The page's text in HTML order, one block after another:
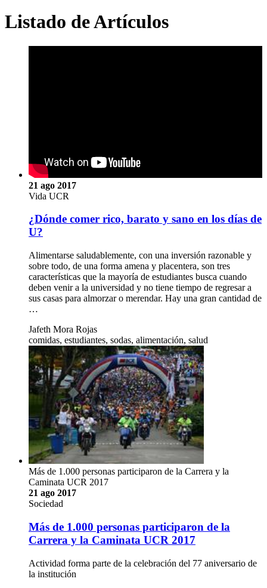
Listado de Artículos
21 ago 2017
Vida UCR
¿Dónde comer rico, barato y sano en los días de
U?
Alimentarse saludablemente, con una inversión razonable y
sobre todo, de una forma amena y placentera, son tres
características que la mayoría de estudiantes busca cuando
deben venir a la universidad y no tiene tiempo de regresar a
sus casas para almorzar o merendar. Hay una gran cantidad de
…
Jafeth Mora Rojas
comidas, estudiantes, sodas, alimentación, salud
Más de 1.000 personas participaron de la Carrera y la
Caminata UCR 2017
21 ago 2017
Sociedad
Más de 1.000 personas participaron de la
Carrera y la Caminata UCR 2017
Actividad forma parte de la celebración del 77 aniversario de
la institución